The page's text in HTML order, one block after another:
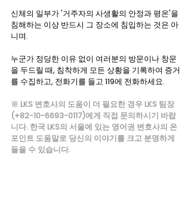
신체의 일부가 '거주자의 사생활의 안정과 평온'을
침해하는 이상 반드시 그 장소에 침입하는 것은 아
니며.
누군가 정당한 이유 없이 여러분의 방문이나 창문
을 두드릴 때, 침착하게 모든 상황을 기록하여 증거
를 수집하고, 전화기를 들고 119에 전화하세요.
※ LKS 변호사의 도움이 더 필요한 경우 LKS 팀장
(+82-10-6693-0117)에게 직접 문의하시기 바랍
니다. 한국 LKS의 서울에 있는 영어권 변호사의 온
포인트 도움말로 당신의 이야기를 크고 분명하게
들을 수 있습니다.